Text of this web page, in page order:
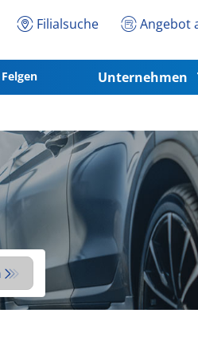
Filialsuche Angebot
Felgen Unternehmen